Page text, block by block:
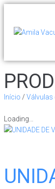
Início / Válvulas
Loading...